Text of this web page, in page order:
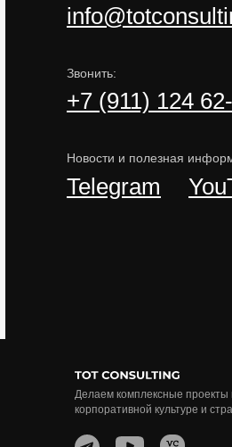
Звонить:
+7 (911) 124
Новости и полезная
Telegram
Делаем комплексные проекты
корпоративной культуре и